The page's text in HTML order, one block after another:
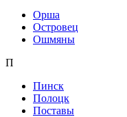
Орша
Островец
Ошмяны
П
Пинск
Полоцк
Поставы